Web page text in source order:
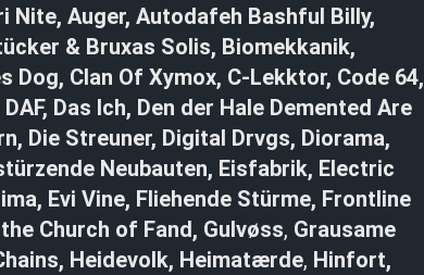
Nite, Auger, Autodafeh Bashful Billy,
& Bruxas Solis, Biomekkanik,
Clan Of Xymox, C-Lekktor, Code 64,
Das Ich, Den der Hale Demented Are
Die Streuner, Digital Drvgs, Diorama,
Neubauten, Eisfabrik, Electric
Evi Vine, Fliehende Stürme, Frontline
Church of Fand, Gulvøss, Grausame
Heidevolk, Heimatærde, Hinfort,